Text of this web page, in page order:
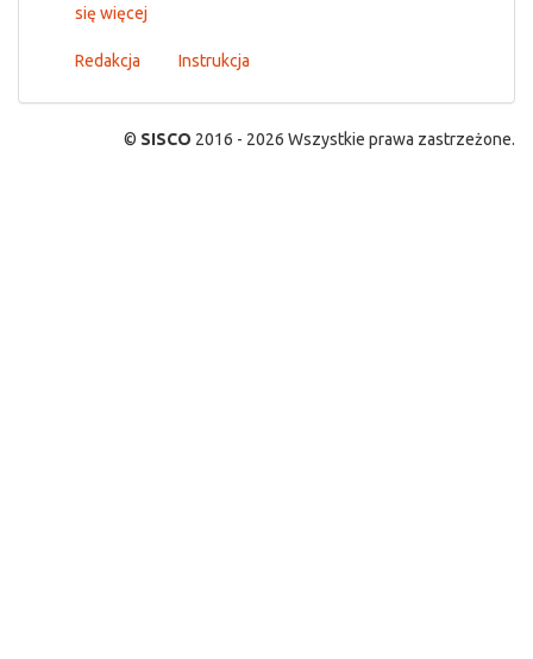
się więcej
Redakcja Instrukcja
© SISCO 2016 - 2026 Wszystkie prawa zastrzeżone.